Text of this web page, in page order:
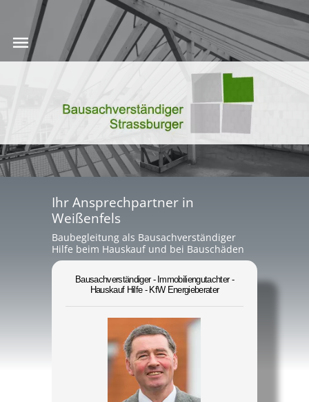
Ihr Ansprechpartner in
Weißenfels
Baubegleitung als Bausachverständiger
Hilfe beim Hauskauf und bei Bauschäden
Bausachverständiger - Immobiliengutachter -
Hauskauf Hilfe - KfW Energieberater